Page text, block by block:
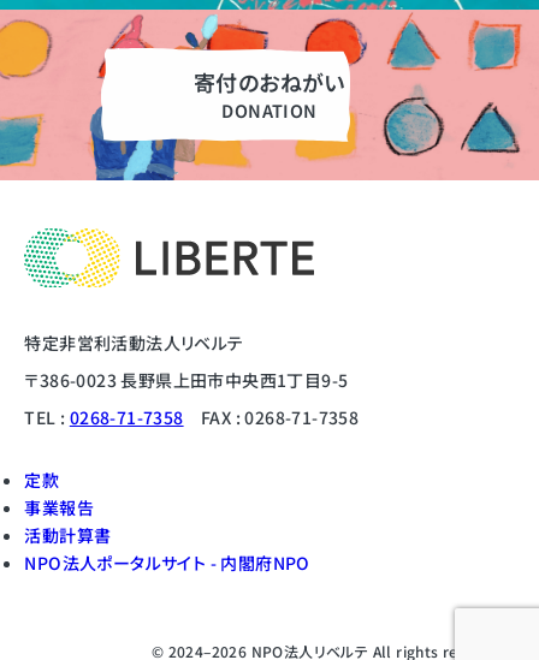
寄付のおねがい
特定非営利活動法人リベルテ
〒386-0023 長野県上田市中央西1丁目9-5
TEL : 0268-71-7358 FAX : 0268-71-7358
定款
事業報告
活動計算書
NPO法人ポータルサイト - 内閣府NPO
© 2024–2026 NPO法人リベルテ All rights reserved.